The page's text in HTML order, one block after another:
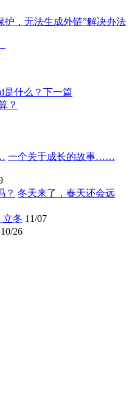
护，无法生成外链”解决办法
是什么？ 下一篇
？
一个关于成长的故事……
冬天来了，春天还会远
立冬 11/07
10/26